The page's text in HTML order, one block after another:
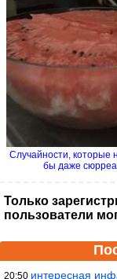
Случайности, которые
бы даже
Только
пользователи
20:50 интересная